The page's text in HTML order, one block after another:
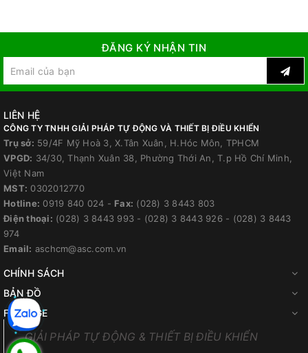
ĐĂNG KÝ NHẬN TIN
LIÊN HỆ
CÔNG TY TNHH GIẢI PHÁP TỰ ĐỘNG VÀ THIẾT BỊ ĐIỀU KHIỂN
Trụ sở: 59/4F Mỹ Hoà 3, X.Tân Xuân, H.Hóc Môn, TPHCM
VPGD: 34/30, Thạnh Xuân 38, Phường Thới An, T.p Hồ Chí Minh,
Việt Nam
MST: 0302012770
Hotline: 0919 840 024 - Fax: (028) 3 8443 803
Điện thoại: (028) 3 8443 993 - (028) 3 8443 926 - (028) 3 8443
974
Email: aschcm@asc.com.vn
CHÍNH SÁCH
BẢN ĐỒ
FANPAGE
GIẢI PHÁP TỰ ĐỘNG & THIẾT BỊ ĐIỀU KHIỂN